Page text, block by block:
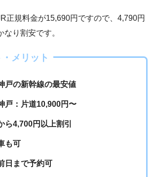
正規料金が15,690円ですので、4,790円
なり割安です。
メリット
戸の新幹線の最安値
戸：片道10,900円〜
ら4,700円以上割引
も可
日まで予約可